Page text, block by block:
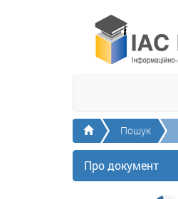
ГоловнаПошук
Про документ